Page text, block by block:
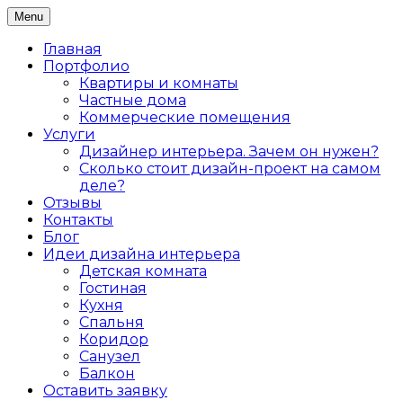
Skip
to
content
Дизайнер интерьеров Ольга
Алексеева
Дизайн интерьера жилых и коммерческих
помещений в Санкт-Петербурге
Menu
Главная
Портфолио
Квартиры и комнаты
Частные дома
Коммерческие помещения
Услуги
Дизайнер интерьера. Зачем он нужен?
Сколько стоит дизайн-проект на самом
деле?
Отзывы
Контакты
Блог
Идеи дизайна интерьера
Детская комната
Гостиная
Кухня
Спальня
Коридор
Санузел
Балкон
Оставить заявку